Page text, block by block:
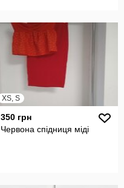
XS, S
350 грн
Червона спідниця міді